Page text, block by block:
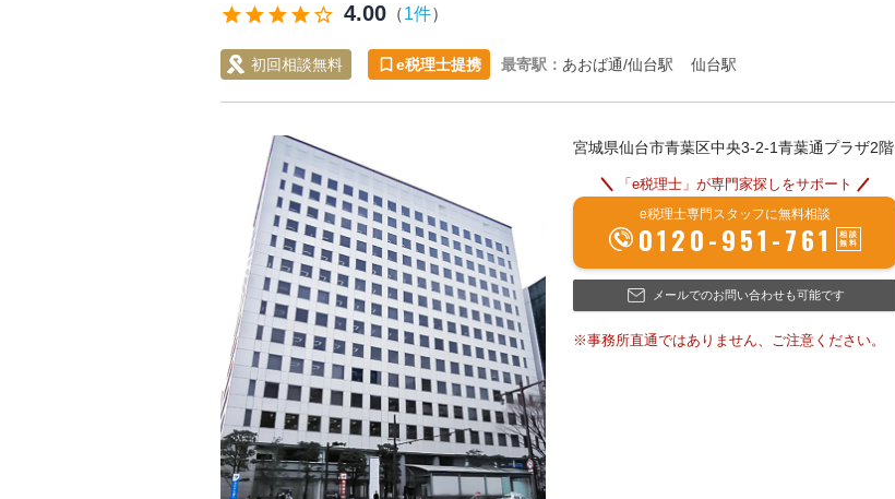
starstarstarstarstar_outline 4.00 （1件）
初回相談無料 e税理士提携 最寄駅： あおば通/仙台駅 仙台駅
宮城県仙台市青葉区中央3-2-1青葉通プラザ2階
「e税理士」が専門家探しをサポート
e税理士専門スタッフに無料相談
0120-951-761
メールでのお問い合わせも可能です
※事務所直通ではありません、ご注意ください。